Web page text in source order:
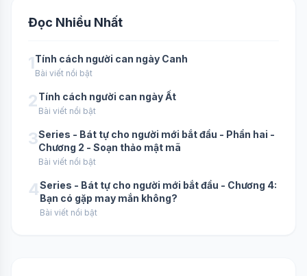
Đọc Nhiều Nhất
1Tính cách người can ngày Canh
Bài viết nổi bật
2Tính cách người can ngày Ất
Bài viết nổi bật
3Series - Bát tự cho người mới bắt đầu - Phần hai -
Chương 2 - Soạn thảo mật mã
Bài viết nổi bật
4Series - Bát tự cho người mới bắt đầu - Chương 4:
Bạn có gặp may mắn không?
Bài viết nổi bật